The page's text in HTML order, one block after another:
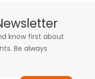
know first about
Be always